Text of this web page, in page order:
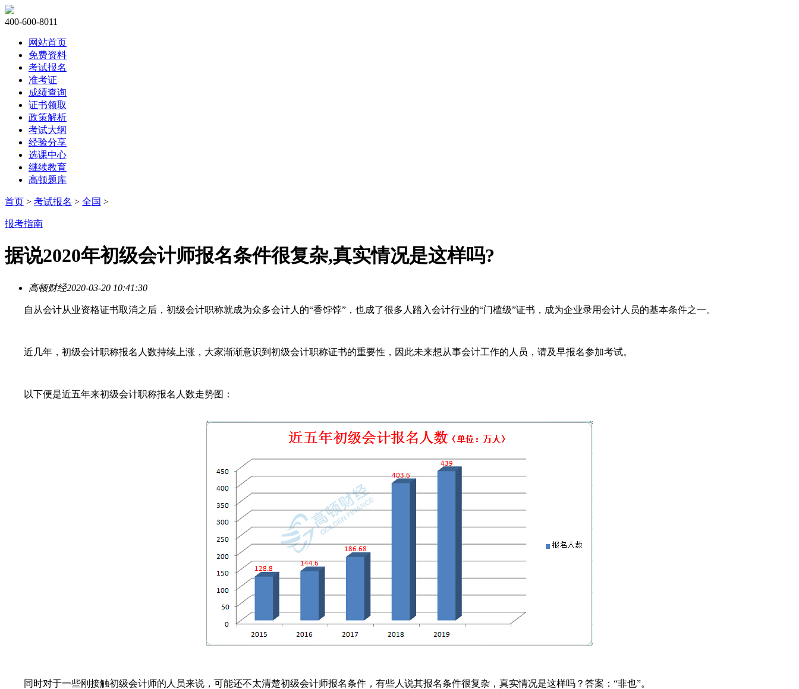
400-600-8011
网站首页
免费资料
考试报名
准考证
成绩查询
证书领取
政策解析
考试大纲
经验分享
选课中心
继续教育
高顿题库
首页 > 考试报名 > 全国 >
报考指南
据说2020年初级会计师报名条件很复杂,真实情况是这样吗?
高顿财经2020-03-20 10:41:30
自从会计从业资格证书取消之后，初级会计职称就成为众多会计人的“香饽饽”，也成了很多人踏入会计行业的“门槛级”证书，成为企业录用会计人员的基本条件之一。
近几年，初级会计职称报名人数持续上涨，大家渐渐意识到初级会计职称证书的重要性，因此未来想从事会计工作的人员，请及早报名参加考试。
以下便是近五年来初级会计职称报名人数走势图：
同时对于一些刚接触初级会计师的人员来说，可能还不太清楚初级会计师报名条件，有些人说其报名条件很复杂，真实情况是这样吗？答案：“非也”。